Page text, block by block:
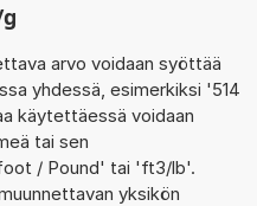
arvo voidaan syöttää
yhdessä, esimerkiksi '514
käytettäessä voidaan
tai sen
/ Pound' tai 'ft3/lb'.
yksikön